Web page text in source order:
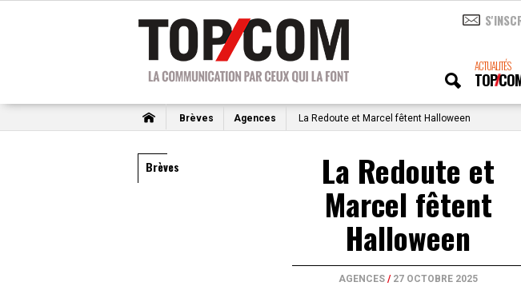
ACTUALITÉS
TOP
Brèves Agences La Redoute et Marcel fêtent Halloween
Brèves La Redoute et
Marcel fêtent
Halloween
AGENCES / 27 OCTOBRE 2025